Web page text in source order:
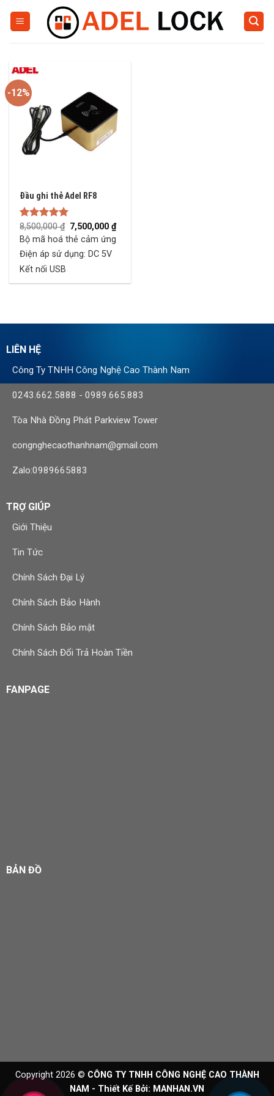
-12%
Đầu ghi thẻ Adel RF8
Rated5.00
out of 5
8,500,000₫ Original
price
was:
8,500,000 ₫.
7,500,000₫Current
price
Bộ mã hoá thẻ cảm ứng
Điện áp sử dụng: DC 5V
Kết nối USB
LIÊN HỆ
Công Ty TNHH Công Nghệ Cao Thành Nam
0243.662.5888 - 0989.665.883
Tòa Nhà Đồng Phát Parkview Tower
congnghecaothanhnam@gmail.com
Zalo:0989665883
TRỢ GIÚP
Giới Thiệu
Tin Tức
Chính Sách Đại Lý
Chính Sách Bảo Hành
Chính Sách Bảo mật
Chính Sách Đổi Trả Hoàn Tiền
FANPAGE
BẢN ĐỒ
Copyright 2026 © CÔNG TY TNHH CÔNG NGHỆ CAO THÀNH
NAM - Thiết Kế Bởi: MANHAN.VN